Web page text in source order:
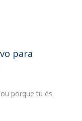
para
porque tu és